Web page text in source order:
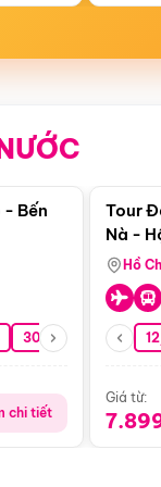
nổi bật
- Bến
30/08 06/09
chi tiết
Tour
Nà -
Nha
Hồ
Giá từ: